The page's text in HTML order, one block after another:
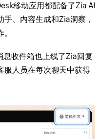
移动应用都配备了Zia AI
、内容生成和Zia洞察，
息收件箱也上线了Zia回复
服人员在每次聊天中获得